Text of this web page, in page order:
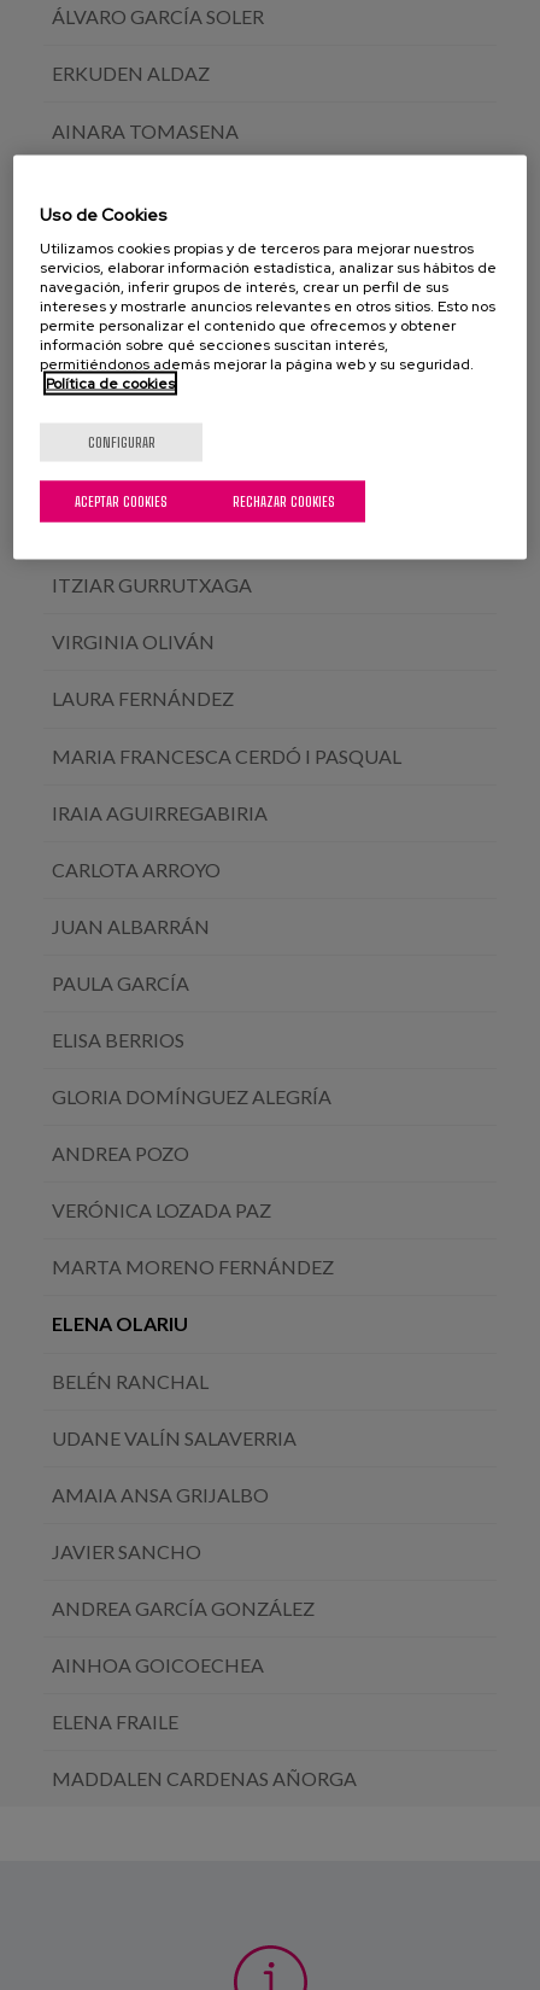
ÁLVARO GARCÍA SOLER
ERKUDEN ALDAZ
AINARA TOMASENA
MIREN ITURBURU
NEREA ETXANIZ
SARA MARSILLAS
PENÉLOPE CASTEJÓN
ITZIAR GURRUTXAGA
VIRGINIA OLIVÁN
LAURA FERNÁNDEZ
MARIA FRANCESCA CERDÓ I PASQUAL
IRAIA AGUIRREGABIRIA
CARLOTA ARROYO
JUAN ALBARRÁN
PAULA GARCÍA
ELISA BERRIOS
GLORIA DOMÍNGUEZ ALEGRÍA
ANDREA POZO
VERÓNICA LOZADA PAZ
MARTA MORENO FERNÁNDEZ
ELENA OLARIU
BELÉN RANCHAL
UDANE VALÍN SALAVERRIA
AMAIA ANSA GRIJALBO
JAVIER SANCHO
ANDREA GARCÍA GONZÁLEZ
AINHOA GOICOECHEA
ELENA FRAILE
MADDALEN CARDENAS AÑORGA
Uso de Cookies
Utilizamos cookies propias y de terceros para mejorar nuestros
servicios, elaborar información estadística, analizar sus hábitos de
navegación, inferir grupos de interés, crear un perfil de sus
intereses y mostrarle anuncios relevantes en otros sitios. Esto nos
permite personalizar el contenido que ofrecemos y obtener
información sobre qué secciones suscitan interés,
permitiéndonos además mejorar la página web y su seguridad.
Política de cookies
CONFIGURAR
RECHAZAR COOKIES
ACEPTAR COOKIES